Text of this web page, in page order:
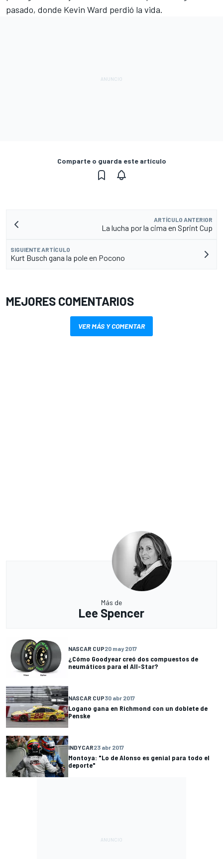
pasado, donde Kevin Ward perdió la vida.
Comparte o guarda este artículo
ARTÍCULO ANTERIOR
La lucha por la cima en Sprint Cup
SIGUIENTE ARTÍCULO
Kurt Busch gana la pole en Pocono
MEJORES COMENTARIOS
VER MÁS Y COMENTAR
Más de
Lee Spencer
NASCAR CUP20 may 2017
¿Cómo Goodyear creó dos compuestos de
neumáticos para el All-Star?
NASCAR CUP30 abr 2017
Logano gana en Richmond con un doblete de
Penske
INDYCAR23 abr 2017
Montoya: "Lo de Alonso es genial para todo el
deporte"